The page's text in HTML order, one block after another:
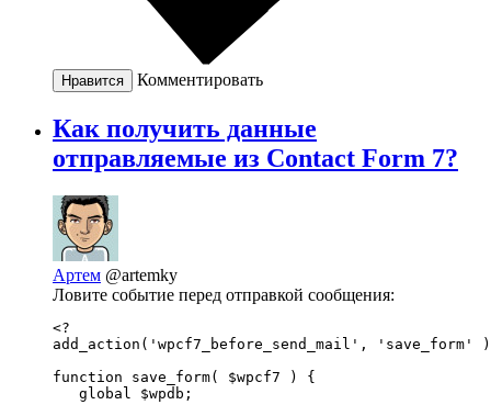
Нравится Комментировать
Как получить данные
отправляемые из Contact Form 7?
Артем @artemky
Ловите событие перед отправкой сообщения:
<?
add_action('wpcf7_before_send_mail', 'save_form'
function save_form( $wpcf7 ) {
   global $wpdb;